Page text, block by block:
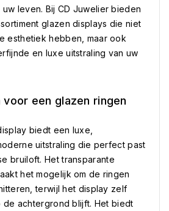
leven. Bij CD Juwelier bieden
glazen displays die niet
esthetiek hebben, maar ook
en luxe uitstraling van uw
een glazen ringen
biedt een luxe,
uitstraling die perfect past
bruiloft. Het transparante
het mogelijk om de ringen
terwijl het display zelf
de achtergrond blijft. Het biedt